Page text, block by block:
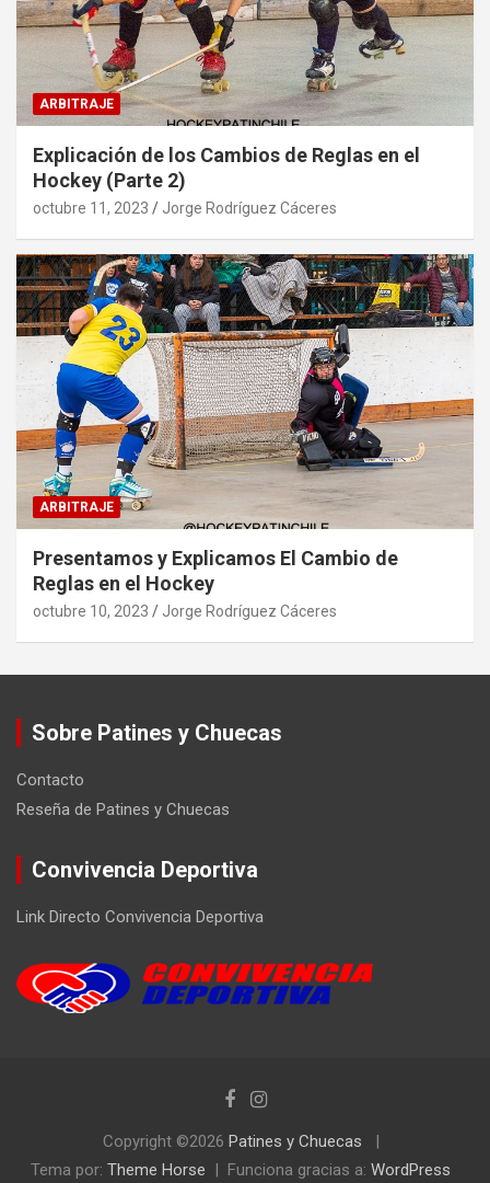
ARBITRAJE
Explicación de los Cambios de Reglas en el
Hockey (Parte 2)
octubre 11, 2023 Jorge Rodríguez Cáceres
ARBITRAJE
Presentamos y Explicamos El Cambio de
Reglas en el Hockey
octubre 10, 2023 Jorge Rodríguez Cáceres
Sobre Patines y Chuecas
Contacto
Reseña de Patines y Chuecas
Convivencia Deportiva
Link Directo Convivencia Deportiva
Copyright ©2026 Patines y Chuecas
Tema por: Theme Horse Funciona gracias a: WordPress